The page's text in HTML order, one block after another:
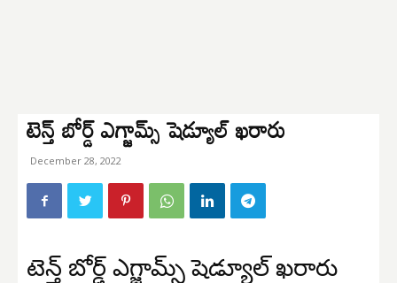
టెన్త్ బోర్డ్ ఎగ్జామ్స్ షెడ్యూల్ ఖరారు
December 28, 2022
టెన్త్ బోర్డ్ ఎగ్జామ్స్ షెడ్యూల్ ఖరారు